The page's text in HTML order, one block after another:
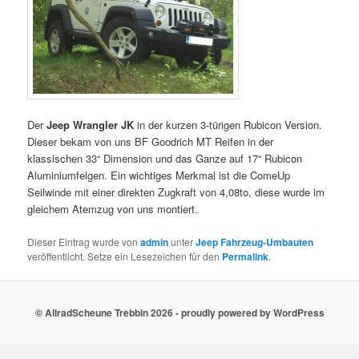
DerJeep Wrangler JK in der kurzen 3-türigen Rubicon Version.
Dieser bekam von uns BF Goodrich MT Reifen in der
klassischen 33“ Dimension und das Ganze auf 17“ Rubicon
Aluminiumfelgen. Ein wichtiges Merkmal ist die ComeUp
Seilwinde mit einer direkten Zugkraft von 4,08to, diese wurde im
gleichem Atemzug von uns montiert.
Dieser Eintrag wurde vonadminunterJeep Fahrzeug-Umbauten
veröffentlicht. Setze ein Lesezeichen für den Permalink.
© AllradScheune Trebbin 2026 - proudly powered by WordPress